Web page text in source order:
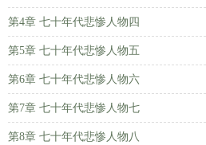
第4章 七十年代悲惨人物四
第5章 七十年代悲惨人物五
第6章 七十年代悲惨人物六
第7章 七十年代悲惨人物七
第8章 七十年代悲惨人物八